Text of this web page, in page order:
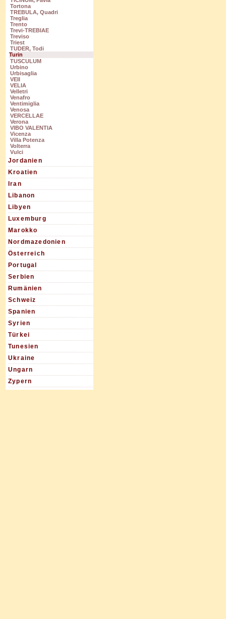
Tortona
TREBULA, Quadri
Treglia
Trento
Trevi-TREBIAE
Treviso
Triest
TUDER, Todi
Turin
TUSCULUM
Urbino
Urbisaglia
VEII
VELIA
Velletri
Venafro
Ventimiglia
Venosa
VERCELLAE
Verona
VIBO VALENTIA
Vicenza
Villa Potenza
Volterra
Vulci
Jordanien
Kroatien
Iran
Libanon
Libyen
Luxemburg
Marokko
Nordmazedonien
Österreich
Portugal
Serbien
Rumänien
Schweiz
Spanien
Syrien
Türkei
Tunesien
Ukraine
Ungarn
Zypern